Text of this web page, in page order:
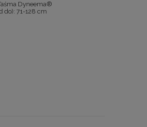
Dyneema®
do): 71-128 cm